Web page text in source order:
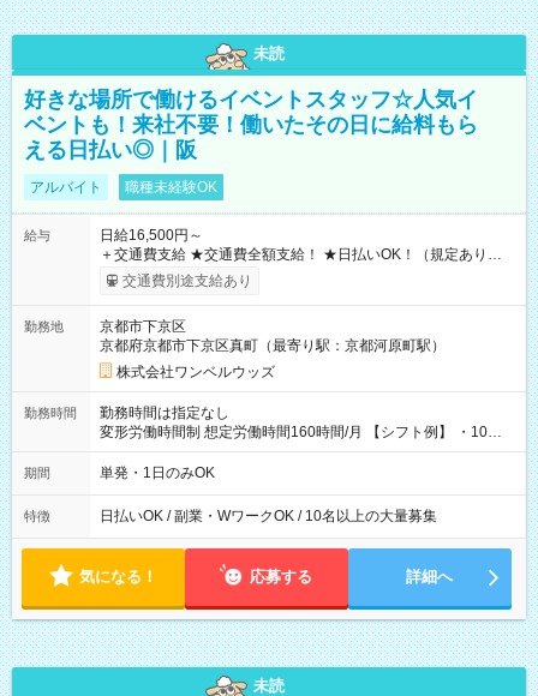
未読
好きな場所で働けるイベントスタッフ☆人気イ
ベントも！来社不要！働いたその日に給料もら
える日払い◎｜阪
アルバイト 職種未経験OK
給与
日給16,500円～
＋交通費支給 ★交通費全額支給！ ★日払いOK！（規定あり） ┗
働いたその日に現金GET♪ お仕事後はコンビニATMから 日払
交通費別途支給あり
勤務地
京都市下京区
京都府京都市下京区真町（最寄り駅：京都河原町駅）
株式会社ワンベルウッズ
勤務時間
勤務時間は指定なし
変形労働時間制 想定労働時間160時間/月 【シフト例】 ・10：
00～20：00
期間 単発・1日のみOK
特徴 日払いOK / 副業・WワークOK / 10名以上の大量募集
気になる！ 応募する 詳細へ
未読